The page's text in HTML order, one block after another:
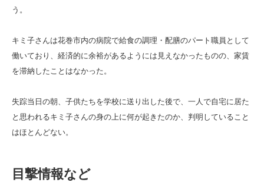
う。
キミ子さんは花巻市内の病院で給食の調理・配膳のパート職員として
働いており、経済的に余裕があるようには見えなかったものの、家賃
を滞納したことはなかった。
失踪当日の朝、子供たちを学校に送り出した後で、一人で自宅に居た
と思われるキミ子さんの身の上に何が起きたのか、判明していること
はほとんどない。
目撃情報など